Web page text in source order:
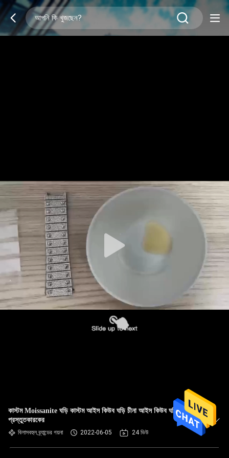
কাস্টম Moissanite ঘড়ি কাস্টম আইস কিউব ঘড়ি চীনা আইস কিউব ঘড়ি
প্রস্তুতকারকের
বিলাসবহুল ব্র্যান্ডের গয়না 2022-06-05 24 ভিউ